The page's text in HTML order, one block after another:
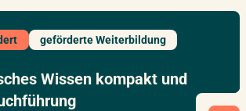
geförderte Weiterbildung
Wissen kompakt und